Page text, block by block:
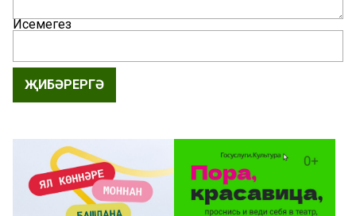
Исемегез
ҖИБӘРЕРГӘ